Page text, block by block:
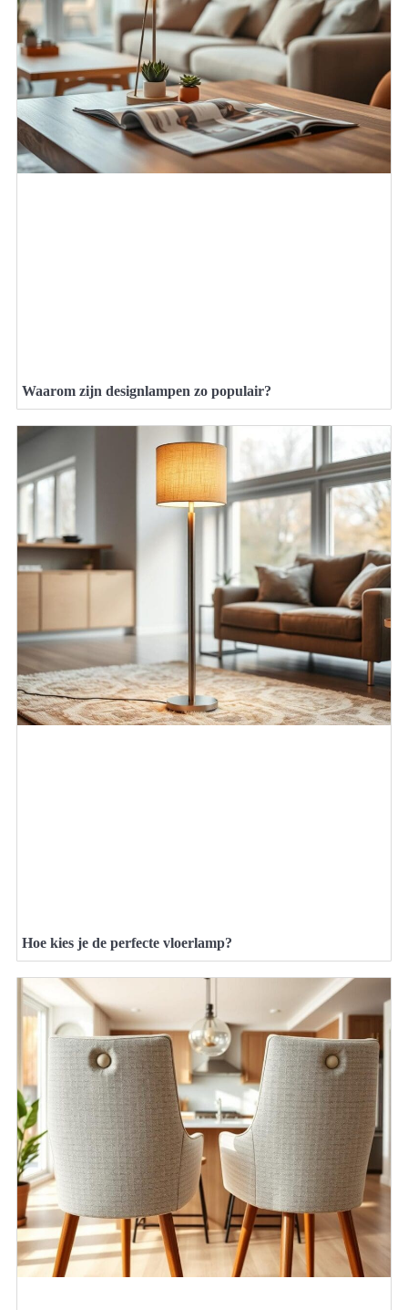
Waarom zijn designlampen zo populair?
Hoe kies je de perfecte vloerlamp?